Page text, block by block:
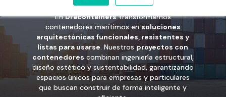
EnDracontainerstransformamos
contenedores marítimos en soluciones
arquitectónicas funcionales, resistentes y
listas para usarse. Nuestros proyectos con
contenedores combinan ingeniería estructural,
diseño estético y sustentabilidad, garantizando
espacios únicos para empresas y particulares
que buscan construir de forma inteligente y